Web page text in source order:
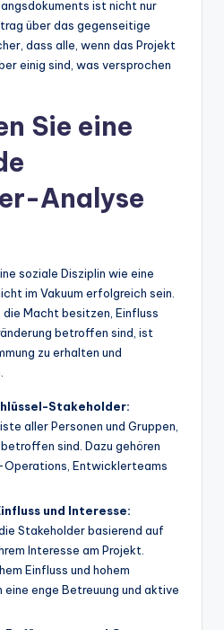
ist nicht nur
über das gegenseitige
dass alle, wenn das Projekt
einig sind, was versprochen
Sie eine
Analyse
soziale Disziplin wie eine
im Vakuum erfolgreich sein.
Macht besitzen, Einfluss
betroffen sind, ist
zu erhalten und
Stakeholder:
aller Personen und Gruppen,
sind. Dazu gehören
Entwicklerteams
und Interesse:
Stakeholder basierend auf
Interesse am Projekt.
Einfluss und hohem
enge Betreuung und aktive